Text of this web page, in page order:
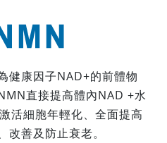
健康因子NAD+的前體物
直接提高體內NAD +水
活細胞年輕化、全面提高
善及防止衰老。